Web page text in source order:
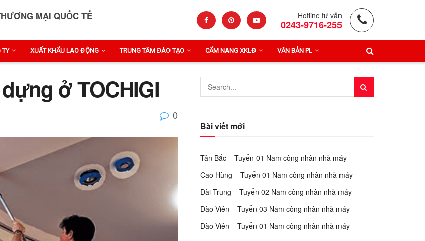
MẠI QUỐC TẾ
Hotline tư vấn
0243-9716-255
TY XUẤT KHẨU LAO ĐỘNG TRUNG TÂM ĐÀO TẠO CẨM NANG XKLĐ VĂN BẢN PL
ở TOCHIGI
0
Bài viết mới
Tân Bắc – Tuyển 01 Nam công nhân nhà máy
Cao Hùng – Tuyển 01 Nam công nhân nhà máy
Đài Trung – Tuyển 02 Nam công nhân nhà máy
Đào Viên – Tuyển 03 Nam công nhân nhà máy
Đào Viên – Tuyển 01 Nam công nhân nhà máy